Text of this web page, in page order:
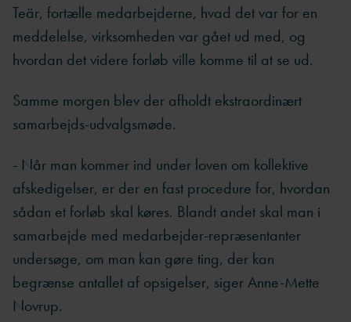
Teär, fortælle medarbejderne, hvad det var for en
meddelelse, virksomheden var gået ud med, og
hvordan det videre forløb ville komme til at se ud.
Samme morgen blev der afholdt ekstraordinært
samarbejds-udvalgsmøde.
- Når man kommer ind under loven om kollektive
afskedigelser, er der en fast procedure for, hvordan
sådan et forløb skal køres. Blandt andet skal man i
samarbejde med medarbejder-repræsentanter
undersøge, om man kan gøre ting, der kan
begrænse antallet af opsigelser, siger Anne-Mette
Novrup.